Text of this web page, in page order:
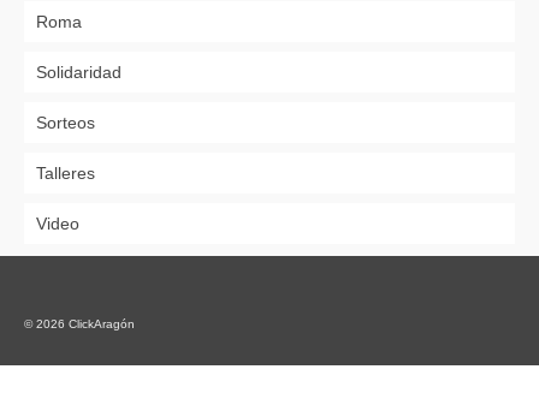
Roma
Solidaridad
Sorteos
Talleres
Video
© 2026 ClickAragón